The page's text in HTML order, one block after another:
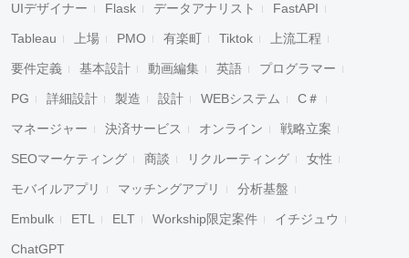
UIデザイナー Flask データアナリスト FastAPI
Tableau 上場 PMO 有楽町 Tiktok 上流工程
要件定義 基本設計 動画編集 英語 プログラマー
PG 詳細設計 製造 設計 WEBシステム C＃
マネージャー 決済サービス オンライン 戦略立案
SEOマーケティング 商談 リクルーティング 女性
モバイルアプリ マッチングアプリ 分析基盤
Embulk ETL ELT Workship限定案件 イチジュウ
ChatGPT